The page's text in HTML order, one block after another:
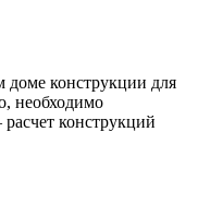
доме конструкции для
необходимо
конструкций